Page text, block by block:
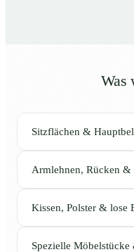
Was
Sitzflächen &
Armlehnen, Rücken
Kissen, Polster & lose
Spezielle Möbelstücke